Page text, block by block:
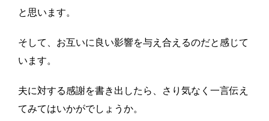
と思います。
そして、お互いに良い影響を与え合えるのだと感じて
います。
夫に対する感謝を書き出したら、さり気なく一言伝え
てみてはいかがでしょうか。